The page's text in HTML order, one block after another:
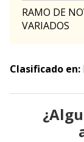
RAMO DE
VARIADOS
Clasificado en: